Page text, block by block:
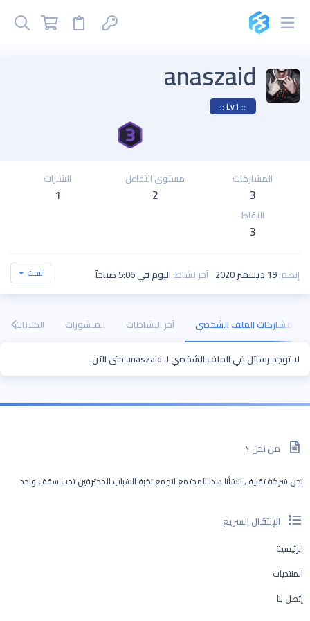
anaszaid
:: Lv1 ::
المشاركات
3
مستوى التفاعل
2
الشارات
1
النقاط
3
إنضم 19 ديسمبر 2020 آخر نشاط اليوم في 5:06 صباحاً البحث
مشاركات الملف الشخصي آخر النشاطات المنشورات الكلانات
لا توجد رسائل في الملف الشخصي لـ anaszaid حتى الآن.
من نحن ؟
نحن شركة تقنية , انشأنا هذا المجتمع لنجمع نخبة الشباب المحترفين تحت سقف واحد
الإنتقال السريع
الرئيسية
المنتديات
إتصل بنا